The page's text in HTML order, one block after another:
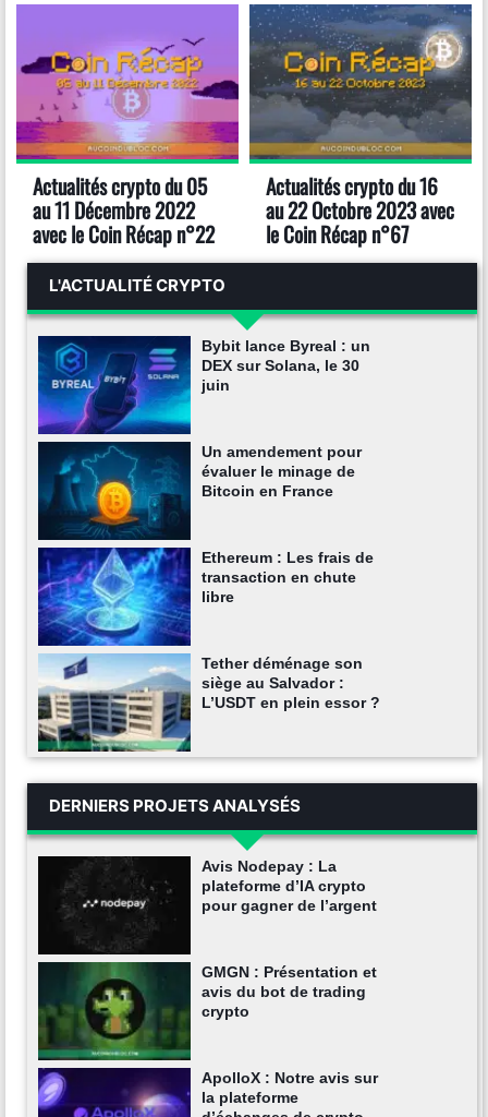
Actualités crypto du 05
au 11 Décembre 2022
avec le Coin Récap n°22
Actualités crypto du 16
au 22 Octobre 2023 avec
le Coin Récap n°67
L'ACTUALITÉ CRYPTO
Bybit lance Byreal : un
DEX sur Solana, le 30
juin
Un amendement pour
évaluer le minage de
Bitcoin en France
Ethereum : Les frais de
transaction en chute
libre
Tether déménage son
siège au Salvador :
L’USDT en plein essor ?
DERNIERS PROJETS ANALYSÉS
Avis Nodepay : La
plateforme d’IA crypto
pour gagner de l’argent
GMGN : Présentation et
avis du bot de trading
crypto
ApolloX : Notre avis sur
la plateforme